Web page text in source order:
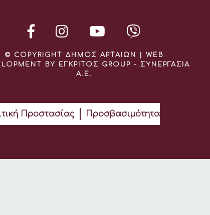
© COPYRIGHT ΔΗΜΟΣ ΑΡΤΑΙΩΝ | WEB
BY ΕΓΚΡΙΤΟΣ GROUP - ΣΥΝΕΡΓΑΣΙΑ
Α.Ε.
Προστασίας Προσβασιμότητα